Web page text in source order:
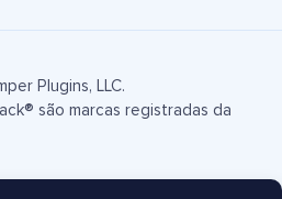
Plugins, LLC.
são marcas registradas da